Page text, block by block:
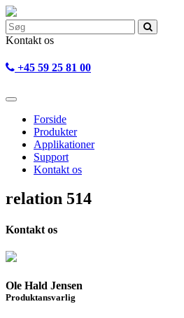
Kontakt os
+45 59 25 81 00
Forside
Produkter
Applikationer
Support
Kontakt os
relation 514
Kontakt os
Ole Hald Jensen
Produktansvarlig